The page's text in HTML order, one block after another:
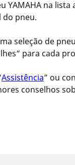
YAMAHA na
pneu.
seleção de
para cada
Assistência” ou
conselhos